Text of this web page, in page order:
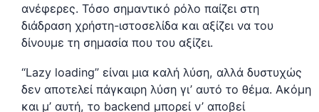
ανέφερες. Τόσο σημαντικό ρόλο παίζει στη
διάδραση χρήστη-ιστοσελίδα και αξίζει να του
δίνουμε τη σημασία που του αξίζει.
“Lazy loading” είναι μια καλή λύση, αλλά δυστυχώς
δεν αποτελεί πάγκαιρη λύση γι’ αυτό το θέμα. Ακόμη
και μ’ αυτή, το backend μπορεί ν’ αποβεί